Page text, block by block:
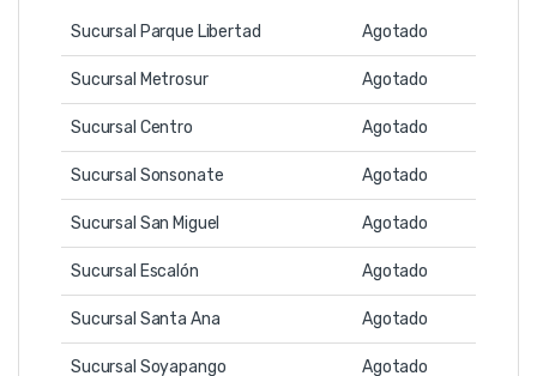
Sucursal Parque Libertad Agotado
Sucursal Metrosur Agotado
Sucursal Centro Agotado
Sucursal Sonsonate Agotado
Sucursal San Miguel Agotado
Sucursal Escalón Agotado
Sucursal Santa Ana Agotado
Sucursal Soyapango Agotado